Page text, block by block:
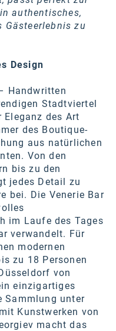
authentisches,
Gästeerlebnis zu
Design
Handwritten
Stadtviertel
des Art
des Boutique-
aus natürlichen
Von den
bis zu den
jedes Detail zu
bei. Die Venerie Bar
im Laufe des Tages
verwandelt. Für
modernen
zu 18 Personen
von
einzigartiges
Sammlung unter
Kunstwerken von
macht das